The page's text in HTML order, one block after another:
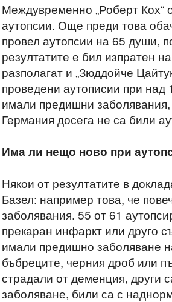
Междувременно „Роберт Кох“
аутопсии. Още преди това
провел аутопсии на 65 души,
резултатите е бил изпратен
разполагат и „Зюддойче
проведени аутописии при над
имали предишни
Германия досега не са били
Има ли нещо ново при
Някои от резултатите в
Базел: например това, че
заболявания. 55 от 61
прекаран инфаркт или друго
имали предишно заболяване
бъбреците, черния дроб или
страдали от деменция, други
заболяване, били са с